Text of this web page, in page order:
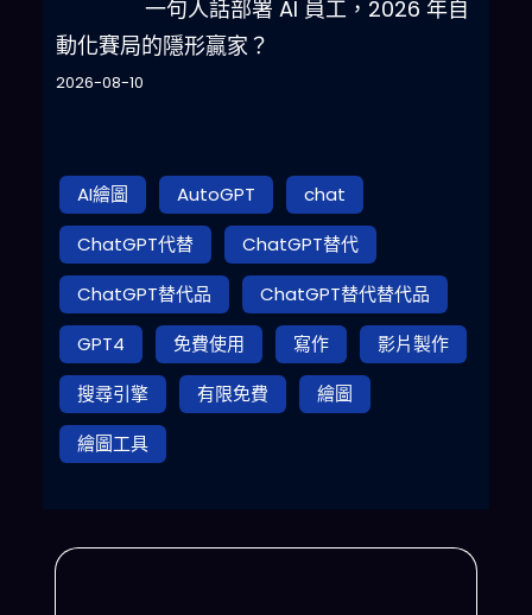
一句人話部署 AI 員工，2026 年自
動化賽局的隱形贏家？
2026-08-10
AI繪圖 AutoGPT
chat
ChatGPT代替
ChatGPT替代
ChatGPT替代品
ChatGPT替代替代品
GPT4
免費使用 寫作
影片製作
搜尋引擎
有限免費
繪圖
繪圖工具